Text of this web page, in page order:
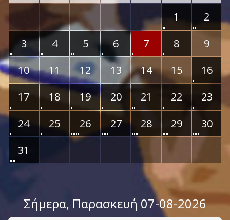
1
2
3
4 5 6 7 8
9
10
11 12 13 14 15
16
17
18 19 20 21 22
23
24
25 26 27 28 29
30
31
Σήμερα, Παρασκευή 07-08-2026